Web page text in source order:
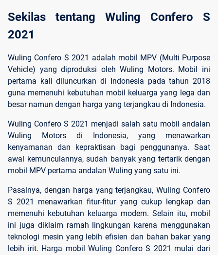
Sekilas tentang Wuling Confero S
2021
Wuling Confero S 2021 adalah mobil MPV (Multi Purpose
Vehicle) yang diproduksi oleh Wuling Motors. Mobil ini
pertama kali diluncurkan di Indonesia pada tahun 2018
guna memenuhi kebutuhan mobil keluarga yang lega dan
besar namun dengan harga yang terjangkau di Indonesia.
Wuling Confero S 2021 menjadi salah satu mobil andalan
Wuling Motors di Indonesia, yang menawarkan
kenyamanan dan kepraktisan bagi penggunanya. Saat
awal kemunculannya, sudah banyak yang tertarik dengan
mobil MPV pertama andalan Wuling yang satu ini.
Pasalnya, dengan harga yang terjangkau, Wuling Confero
S 2021 menawarkan fitur-fitur yang cukup lengkap dan
memenuhi kebutuhan keluarga modern. Selain itu, mobil
ini juga diklaim ramah lingkungan karena menggunakan
teknologi mesin yang lebih efisien dan bahan bakar yang
lebih irit. Harga mobil Wuling Confero S 2021 mulai dari